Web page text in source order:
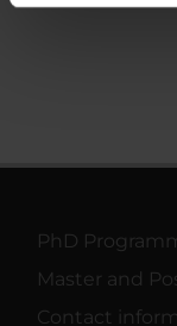
nostri partner
con altre
PhD
Master and
Contact